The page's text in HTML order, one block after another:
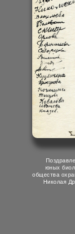
юных
общества
Николая